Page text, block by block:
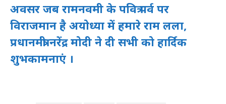
अवसर जब रामनवमी के पवित्र पर्व पर
विराजमान है अयोध्या में हमारे राम लला,
प्रधानमंत्री नरेंद्र मोदी ने दी सभी को हार्दिक
शुभकामनाएं ।